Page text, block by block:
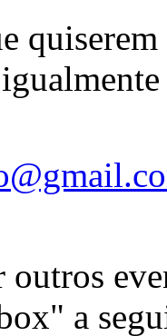
outros
a